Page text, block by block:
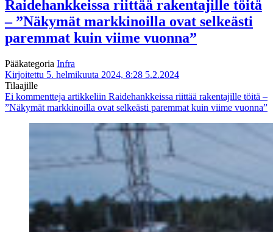
Raidehankkeissa riittää rakentajille töitä
– ”Näkymät markkinoilla ovat selkeästi
paremmat kuin viime vuonna”
Pääkategoria Infra
Kirjoitettu 5. helmikuuta 2024, 8:28 5.2.2024
Tilaajille
Ei kommentteja artikkeliin Raidehankkeissa riittää rakentajille töitä –
”Näkymät markkinoilla ovat selkeästi paremmat kuin viime vuonna”